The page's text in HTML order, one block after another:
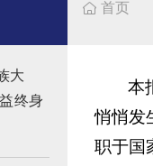
 首页
大
终身
本
悄悄发
职于国